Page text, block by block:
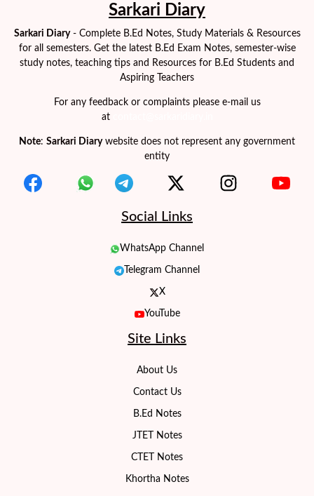
Sarkari Diary
Sarkari Diary- Complete B.Ed Notes, Study Materials & Resources
for all semesters. Get the latest B.Ed Exam Notes, semester-wise
study notes, teaching tips and Resources for B.Ed Students and
Aspiring Teachers
For any feedback or complaints please e-mail us
at
Note: Sarkari Diarywebsite does not represent any government
entity
Social Links
WhatsApp Channel
Telegram Channel
X
YouTube
Site Links
About Us
Contact Us
B.Ed Notes
JTET Notes
CTET Notes
Khortha Notes